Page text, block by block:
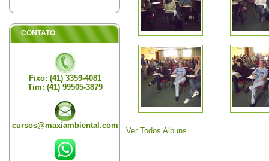
CONTATO
Fixo: (41) 3359-4081
Tim: (41) 99505-3879
cursos@maxiambiental.com
Ver Todos Albuns